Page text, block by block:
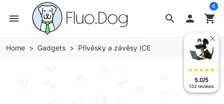
search
menu  shopping_cart
0
Home Gadgets Přívěsky a závěsy ICE
star star star star star
5.0/5
132 reviews